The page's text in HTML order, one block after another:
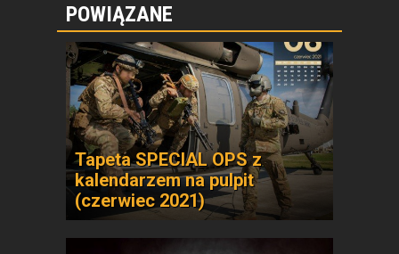
POWIĄZANE
Tapeta SPECIAL OPS z
kalendarzem na pulpit
(czerwiec 2021)